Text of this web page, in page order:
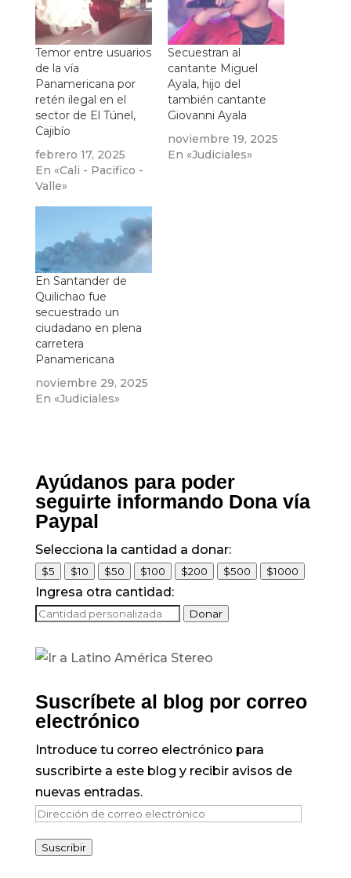
Temor entre usuarios
de la vía
Panamericana por
retén ilegal en el
sector de El Túnel,
Cajibío
febrero 17, 2025
En «Cali - Pacifico -
Valle»
Secuestran al
cantante Miguel
Ayala, hijo del
también cantante
Giovanni Ayala
noviembre 19, 2025
En «Judiciales»
En Santander de
Quilichao fue
secuestrado un
ciudadano en plena
carretera
Panamericana
noviembre 29, 2025
En «Judiciales»
Ayúdanos para poder
seguirte informando Dona vía
Paypal
Selecciona la cantidad a donar:
$5 $10 $50 $100 $200 $500 $1000
Ingresa otra cantidad:
Donar
Suscríbete al blog por correo
electrónico
Introduce tu correo electrónico para
suscribirte a este blog y recibir avisos de
nuevas entradas.
Dirección
correo
Suscribir